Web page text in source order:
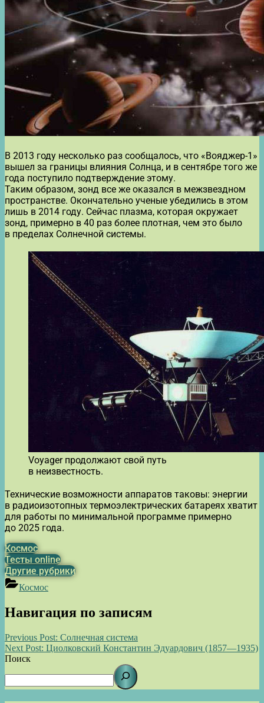
В 2013 году несколько раз сообщалось, что «Вояджер-1»
вышел за границы влияния Солнца, и в сентябре того же
года поступило подтверждение этому.
Таким образом, зонд все же оказался в межзвездном
пространстве. Окончательно ученые убедились в этом
лишь в 2014 году. Сейчас плазма, которая окружает
зонд, примерно в 40 раз более плотная, чем это было
в пределах Солнечной системы.
Voyager продолжают свой путь
в неизвестность.
Технические возможности аппаратов таковы: энергии
в радиоизотопных термоэлектрических батареях хватит
для работы по минимальной программе примерно
до 2025 года.
Космос
Тесты online
Другие рубрики
Космос
Навигация по записям
Previous Post: Солнечная система
Next Post: Циолковский Константин Эдуардович (1857—1935)
Поиск